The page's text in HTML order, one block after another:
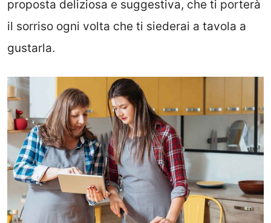
proposta deliziosa e suggestiva, che ti porterà
il sorriso ogni volta che ti siederai a tavola a
gustarla.